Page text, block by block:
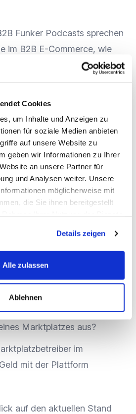
Cookies
um Inhalte und Anzeigen zu
für soziale Medien anbieten
auf unsere Website zu
geben wir Informationen zu Ihrer
an unsere Partner für
und Analysen weiter. Unsere
möglicherweise mit
die Sie ihnen bereitgestellt
Details zeigen
Alle zulassen
Ablehnen
Funker Podcasts sprechen
im B2B E-Commerce, wie
letzten Jahren
Brüggemann, von der Firma
Jahren
und umsetzt.
uns über folgende Themen
zum B2C?
Projektierung für
Marktplatzes aus?
im
mit der Plattform
auf den aktuellen Stand